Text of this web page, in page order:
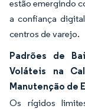
estão emergindo
a confiança
centros de varejo.
Padrões de
Voláteis na
Manutenção de
Os rígidos